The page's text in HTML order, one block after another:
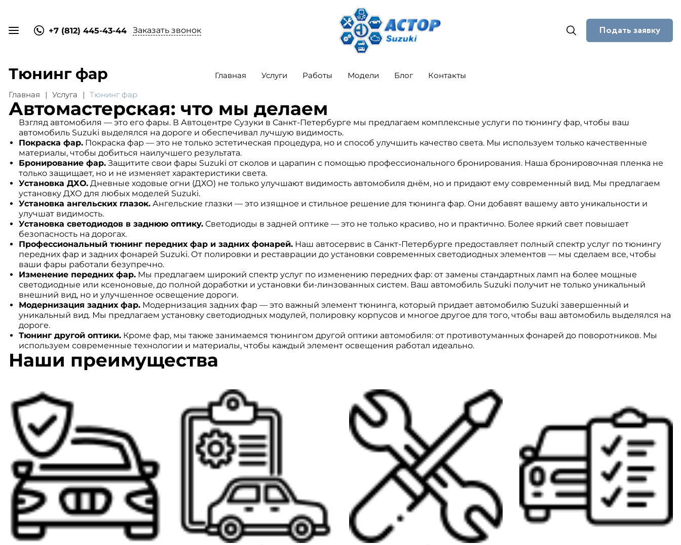
+7 (812) 445-43-44 Заказать звонок Подать заявку
Главная Услуги Работы Модели Блог Контакты
Тюнинг фар
Главная Услуга Тюнинг фар
Автомастерская: что мы делаем
Взгляд автомобиля — это его фары. В Автоцентре Сузуки в Санкт-Петербурге мы предлагаем комплексные услуги по тюнингу фар, чтобы ваш
автомобиль Suzuki выделялся на дороге и обеспечивал лучшую видимость.
Покраска фар.Покраска фар — это не только эстетическая процедура, но и способ улучшить качество света. Мы используем только качественные
материалы, чтобы добиться наилучшего результата.
Бронирование фар.Защитите свои фары Suzuki от сколов и царапин с помощью профессионального бронирования. Наша бронировочная пленка не
только защищает, но и не изменяет характеристики света.
Установка ДХО.Дневные ходовые огни (ДХО) не только улучшают видимость автомобиля днём, но и придают ему современный вид. Мы предлагаем
установку ДХО для любых моделей Suzuki.
Установка ангельских глазок.Ангельские глазки — это изящное и стильное решение для тюнинга фар. Они добавят вашему авто уникальности и
улучшат видимость.
Установка светодиодов в заднюю оптику.Светодиоды в задней оптике — это не только красиво, но и практично. Более яркий свет повышает
безопасность на дорогах.
Профессиональный тюнинг передних фар и задних фонарей.Наш автосервис в Санкт-Петербурге предоставляет полный спектр услуг по тюнингу
передних фар и задних фонарей Suzuki. От полировки и реставрации до установки современных светодиодных элементов — мы сделаем все, чтобы
ваши фары работали безупречно.
Изменение передних фар.Мы предлагаем широкий спектр услуг по изменению передних фар: от замены стандартных ламп на более мощные
светодиодные или ксеноновые, до полной доработки и установки би-линзованных систем. Ваш автомобиль Suzuki получит не только уникальный
внешний вид, но и улучшенное освещение дороги.
Модернизация задних фар.Модернизация задних фар — это важный элемент тюнинга, который придает автомобилю Suzuki завершенный и
уникальный вид. Мы предлагаем установку светодиодных модулей, полировку корпусов и многое другое для того, чтобы ваш автомобиль выделялся на
дороге.
Тюнинг другой оптики.Кроме фар, мы также занимаемся тюнингом другой оптики автомобиля: от противотуманных фонарей до поворотников. Мы
используем современные технологии и материалы, чтобы каждый элемент освещения работал идеально.
Наши преимущества